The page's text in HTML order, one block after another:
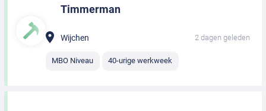
Timmerman
Wijchen 2 dagen geleden
MBO Niveau 40-urige werkweek